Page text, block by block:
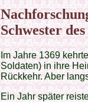
Schwester
Im Jahre 1369
Soldaten) in ihre
Rückkehr. Aber
Ein Jahr später